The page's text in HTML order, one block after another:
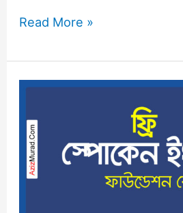
Read More »
ইংরেজি
কোর্স